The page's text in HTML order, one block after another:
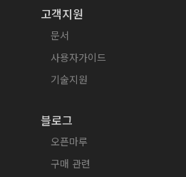
고객지원
문서
사용자가이드
기술지원
블로그
오픈마루
구매 관련